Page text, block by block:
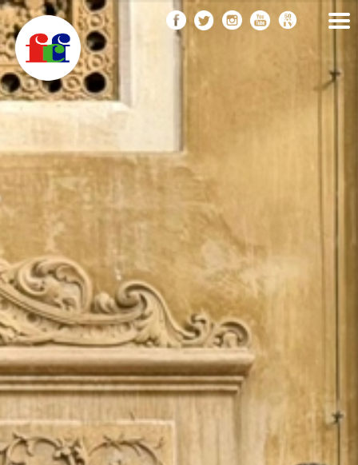
FEDERACIÓ CATALANA
DE FOTOGRAFIA
F
C
F